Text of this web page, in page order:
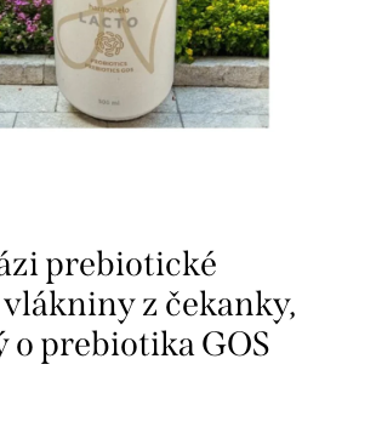
prebiotické
z čekanky,
o prebiotika GOS